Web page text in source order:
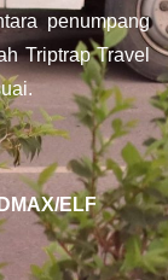
penumpang
Triptrap Travel
ELF